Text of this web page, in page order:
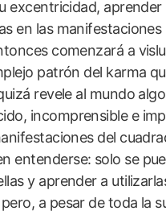
excentricidad, aprender
en las manifestaciones
comenzará a
patrón del karma
revele al mundo
incomprensible e
del
entenderse: solo se
y aprender a
a pesar de toda la